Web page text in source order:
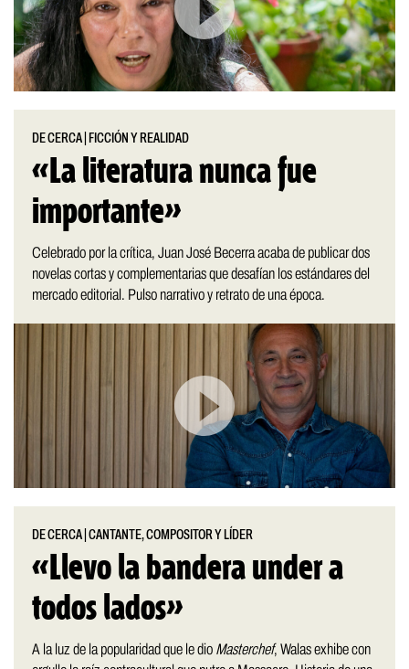
DE CERCA FICCIÓN Y REALIDAD
«La literatura nunca fue
importante»
Celebrado por la crítica, Juan José Becerra acaba de publicar dos
novelas cortas y complementarias que desafían los estándares del
mercado editorial. Pulso narrativo y retrato de una época.
DE CERCA |CANTANTE, COMPOSITOR Y LÍDER
«Llevo la bandera under a
todos lados»
A la luz de la popularidad que le dio Masterchef, Walas exhibe con